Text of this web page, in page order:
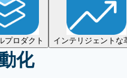
プロダクト インテリジェントな
化